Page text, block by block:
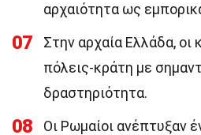
αρχαιότητα ως
07
Στην αρχαία Ελλάδα, οι
πόλεις-κράτη με
δραστηριότητα.
08 Οι Ρωμαίοι ανέπτυξαν